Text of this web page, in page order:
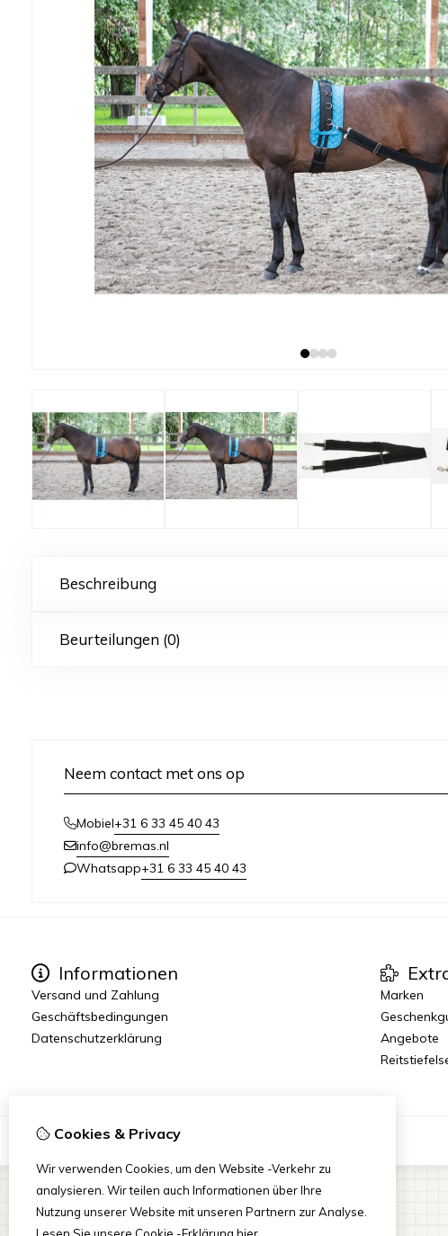
Beschreibung
Beurteilungen (0)
Neem contact met ons op
Mobiel+31 6 33 45 40 43
info@bremas.nl
Whatsapp+31 6 33 45 40 43
Informationen
Versand und Zahlung
Geschäftsbedingungen
Datenschutzerklärung
Marken
Angebote
Cookies & Privacy
Wir verwenden Cookies, um den Website -Verkehr zu
analysieren. Wir teilen auch Informationen über Ihre
Nutzung unserer Website mit unseren Partnern zur Analyse.